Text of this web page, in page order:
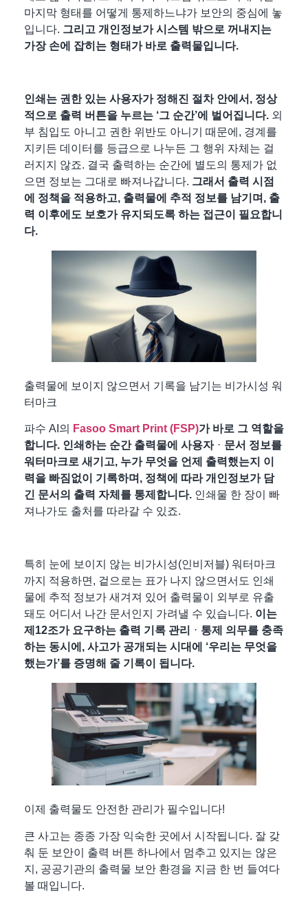
마지막 형태를 어떻게 통제하느냐가 보안의 중심에 놓
입니다. 그리고 개인정보가 시스템 밖으로 꺼내지는
가장 손에 잡히는 형태가 바로 출력물입니다.
인쇄는 권한 있는 사용자가 정해진 절차 안에서, 정상
적으로 출력 버튼을 누르는 ‘그 순간’에 벌어집니다. 외
부 침입도 아니고 권한 위반도 아니기 때문에, 경계를
지키든 데이터를 등급으로 나누든 그 행위 자체는 걸
러지지 않죠. 결국 출력하는 순간에 별도의 통제가 없
으면 정보는 그대로 빠져나갑니다. 그래서 출력 시점
에 정책을 적용하고, 출력물에 추적 정보를 남기며, 출
력 이후에도 보호가 유지되도록 하는 접근이 필요합니
다.
출력물에 보이지 않으면서 기록을 남기는 비가시성 워
터마크
파수 AI의 Fasoo Smart Print (FSP)가 바로 그 역할을
합니다. 인쇄하는 순간 출력물에 사용자ᆞ문서 정보를
워터마크로 새기고, 누가 무엇을 언제 출력했는지 이
력을 빠짐없이 기록하며, 정책에 따라 개인정보가 담
긴 문서의 출력 자체를 통제합니다. 인쇄물 한 장이 빠
져나가도 출처를 따라갈 수 있죠.
특히 눈에 보이지 않는 비가시성(인비저블) 워터마크
까지 적용하면, 겉으로는 표가 나지 않으면서도 인쇄
물에 추적 정보가 새겨져 있어 출력물이 외부로 유출
돼도 어디서 나간 문서인지 가려낼 수 있습니다. 이는
제12조가 요구하는 출력 기록 관리ᆞ통제 의무를 충족
하는 동시에, 사고가 공개되는 시대에 ‘우리는 무엇을
했는가’를 증명해 줄 기록이 됩니다.
이제 출력물도 안전한 관리가 필수입니다!
큰 사고는 종종 가장 익숙한 곳에서 시작됩니다. 잘 갖
춰 둔 보안이 출력 버튼 하나에서 멈추고 있지는 않은
지, 공공기관의 출력물 보안 환경을 지금 한 번 들여다
볼 때입니다.